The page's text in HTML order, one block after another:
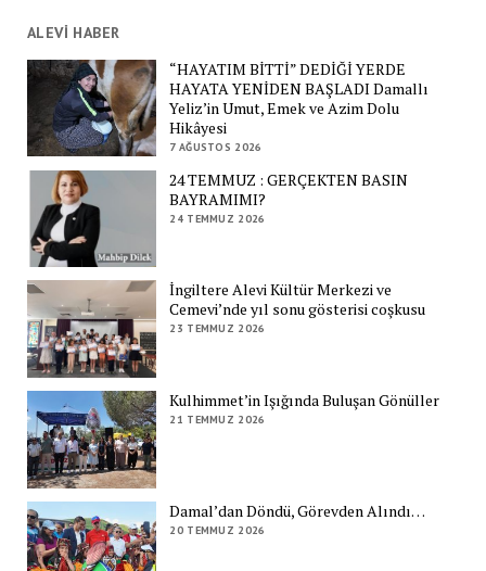
ALEVİ HABER
“HAYATIM BİTTİ” DEDİĞİ YERDE
HAYATA YENİDEN BAŞLADI Damallı
Yeliz’in Umut, Emek ve Azim Dolu
Hikâyesi
7 AĞUSTOS 2026
24 TEMMUZ : GERÇEKTEN BASIN
BAYRAMIMI?
24 TEMMUZ 2026
İngiltere Alevi Kültür Merkezi ve
Cemevi’nde yıl sonu gösterisi coşkusu
23 TEMMUZ 2026
Kulhimmet’in Işığında Buluşan Gönüller
21 TEMMUZ 2026
Damal’dan Döndü, Görevden Alındı…
20 TEMMUZ 2026